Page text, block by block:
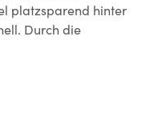
platzsparend hinter
Durch die